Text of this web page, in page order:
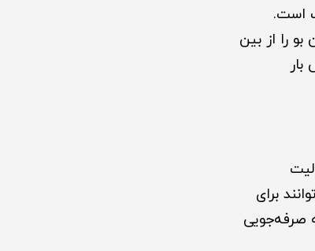
است.
را از بین
برای
صرفه‌جویی